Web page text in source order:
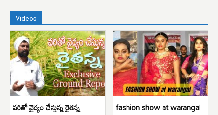
Videos
వరితో వైద్యం చేస్తున్న రైతన్న fashion show at warangal